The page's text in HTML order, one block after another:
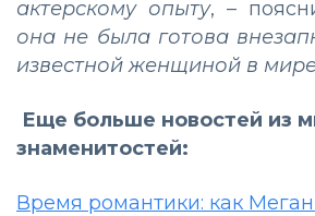
актерскому опыту, –
она не была готова
известной женщиной в
Еще больше новостей из
знаменитостей:
Время романтики: как